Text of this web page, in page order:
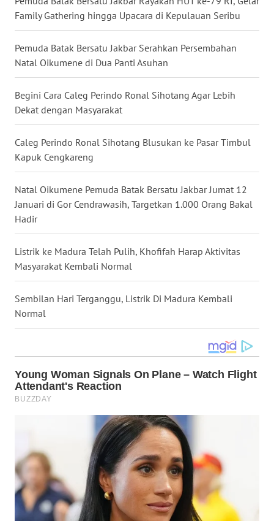
Family Gathering hingga Upacara di Kepulauan Seribu
Pemuda Batak Bersatu Jakbar Serahkan Persembahan
Natal Oikumene di Dua Panti Asuhan
Begini Cara Caleg Perindo Ronal Sihotang Agar Lebih
Dekat dengan Masyarakat
Caleg Perindo Ronal Sihotang Blusukan ke Pasar Timbul
Kapuk Cengkareng
Natal Oikumene Pemuda Batak Bersatu Jakbar Jumat 12
Januari di Gor Cendrawasih, Targetkan 1.000 Orang Bakal
Hadir
Listrik ke Madura Telah Pulih, Khofifah Harap Aktivitas
Masyarakat Kembali Normal
Sembilan Hari Terganggu, Listrik Di Madura Kembali
Normal
WN
NUSANTARA
WN
WN
WN
BALI
WN
KALBAR
KALTENG
KALTARA
WN
KALTIM
WN
GORONTALO
WN